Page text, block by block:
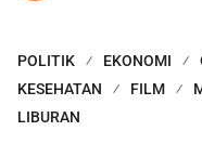
POLITIK EKONOMI
KESEHATAN
FILM
LIBURAN